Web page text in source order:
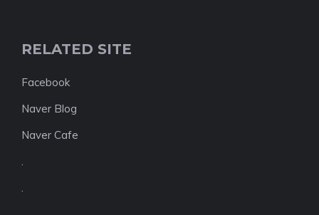
RELATED SITE
Facebook
Naver Blog
Naver Cafe